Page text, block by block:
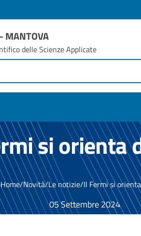
MANTOVA
delle Scienze Applicate
si orienta
Home/Novità/Le notizie/Il Fermi si
05 Settembre 2024